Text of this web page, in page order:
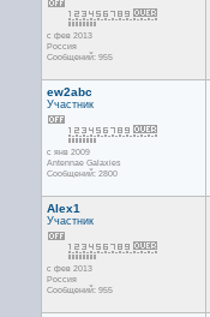
с фев 2013
Россия
Сообщений: 955
ew2abc
Участник
с янв 2009
Antennae Galaxies
Сообщений: 2800
Alex1
Участник
с фев 2013
Россия
Сообщений: 955